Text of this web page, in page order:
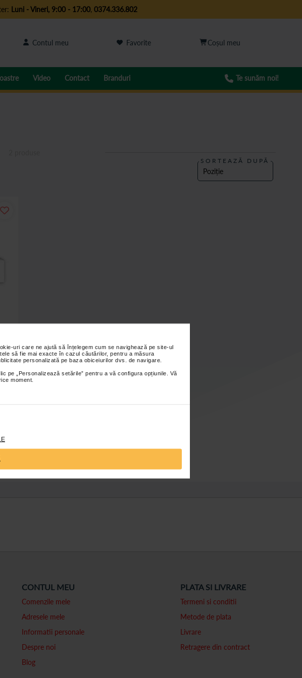
uri care ne ajută să înțelegem cum se navighează pe site-ul
să fie mai exacte în cazul căutărilor, pentru a măsura
personalizată pe baza obiceiurilor dvs. de navigare.
pe „Personalizează setările” pentru a vă configura opțiunile. Vă
moment.
Luni - Vineri, 9:00 - 17:00, 0374.336.802
Contul meu Favorite
Video Contact Branduri Te sunăm noi!
SORTEAZĂ DUPĂ
CONTUL MEU
Comenzile mele
Adresele mele
Informatii personale
Despre noi
Blog
PLATA SI LIVRARE
Termeni si conditii
Metode de plata
Livrare
Retragere din contract